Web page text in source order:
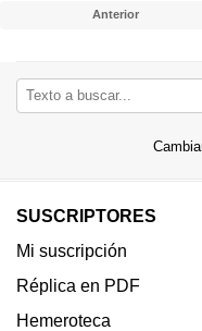
Anterior
SUSCRIPTORES
Mi suscripción
Réplica en PDF
Hemeroteca